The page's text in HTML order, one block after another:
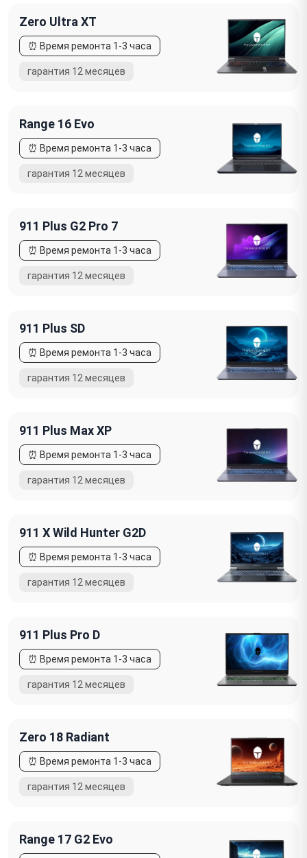
Zero Ultra XT
Range 16 Evo
911 Plus G2 Pro 7
911 Plus SD
911 Plus Max XP
911 X Wild Hunter G2D
911 Plus Pro D
Zero 18 Radiant
Range 17 G2 Evo